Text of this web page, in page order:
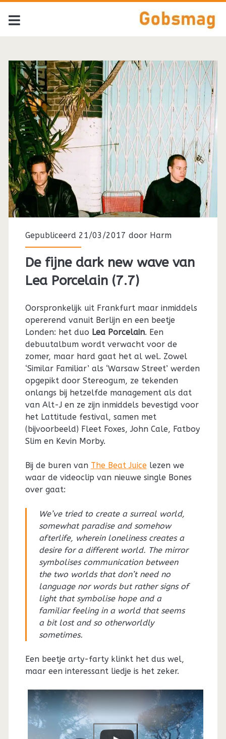
Gepubliceerd 21/03/2017 door Harm
De fijne dark new wave van
Lea Porcelain (7.7)
Oorspronkelijk uit Frankfurt maar inmiddels
opererend vanuit Berlijn en een beetje
Londen: het duo Lea Porcelain. Een
debuutalbum wordt verwacht voor de
zomer, maar hard gaat het al wel. Zowel
‘Similar Familiar’ als ‘Warsaw Street’ werden
opgepikt door Stereogum, ze tekenden
onlangs bij hetzelfde management als dat
van Alt-J en ze zijn inmiddels bevestigd voor
het Lattitude festival, samen met
(bijvoorbeeld) Fleet Foxes, John Cale, Fatboy
Slim en Kevin Morby.
Bij de buren van The Beat Juicelezen we
waar de videoclip van nieuwe single Bones
over gaat:
We’ve tried to create a surreal world,
somewhat paradise and somehow
afterlife, wherein loneliness creates a
desire for a different world. The mirror
symbolises communication between
the two worlds that don’t need no
language nor words but rather signs of
light that symbolise hope and a
familiar feeling in a world that seems
a bit lost and so otherworldly
sometimes.
Een beetje arty-farty klinkt het dus wel,
maar een interessant liedje is het zeker.